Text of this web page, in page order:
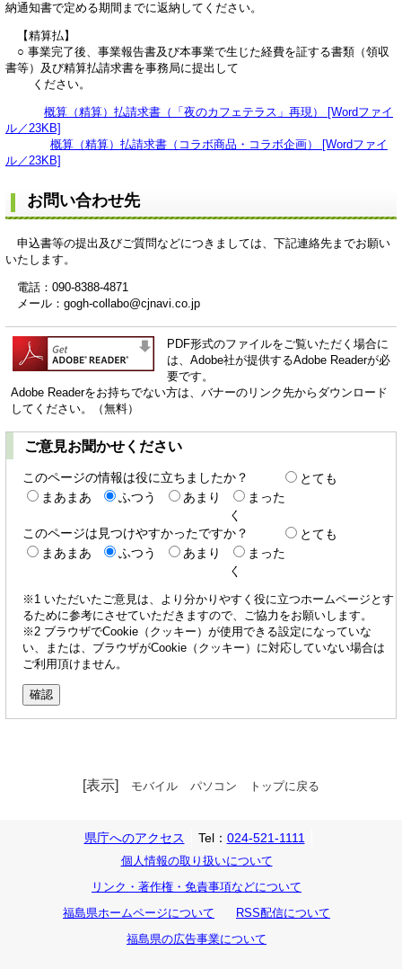
納通知書で定める期間までに返納してください。
【精算払】
○ 事業完了後、事業報告書及び本事業で生じた経費を証する書類（領収
書等）及び精算払請求書を事務局に提出して
ください。
概算（精算）払請求書（「夜のカフェテラス」再現） [Wordファイ
ル／23KB]
概算（精算）払請求書（コラボ商品・コラボ企画） [Wordファイ
ル／23KB]
お問い合わせ先
申込書等の提出及びご質問などにつきましては、下記連絡先までお願い
いたします。
電話：090-8388-4871
メール：gogh-collabo@cjnavi.co.jp
PDF形式のファイルをご覧いただく場合に
は、Adobe社が提供するAdobe Readerが必
要です。
Adobe Readerをお持ちでない方は、バナーのリンク先からダウンロード
してください。（無料）
ご意見お聞かせください
このページの情報は役に立ちましたか？
とても
まあまあ
ふつう あまり
まった
く
このページは見つけやすかったですか？
とても
まあまあ
ふつう あまり
まった
く
※1 いただいたご意見は、より分かりやすく役に立つホームページとす
るために参考にさせていただきますので、ご協力をお願いします。
※2 ブラウザでCookie（クッキー）が使用できる設定になっていな
い、または、ブラウザがCookie（クッキー）に対応していない場合は
ご利用頂けません。
[表示] モバイル パソコン トップに戻る
県庁へのアクセス Tel： 024-521-1111
個人情報の取り扱いについて
リンク・著作権・免責事項などについて
福島県ホームページについて
RSS配信について
福島県の広告事業について